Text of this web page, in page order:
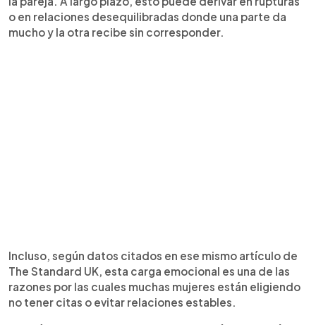
o en relaciones desequilibradas donde una parte da
mucho y la otra recibe sin corresponder.
Incluso, según datos citados en ese mismo artículo de
The Standard UK, esta carga emocional es una de las
razones por las cuales muchas mujeres están eligiendo
no tener citas o evitar relaciones estables.